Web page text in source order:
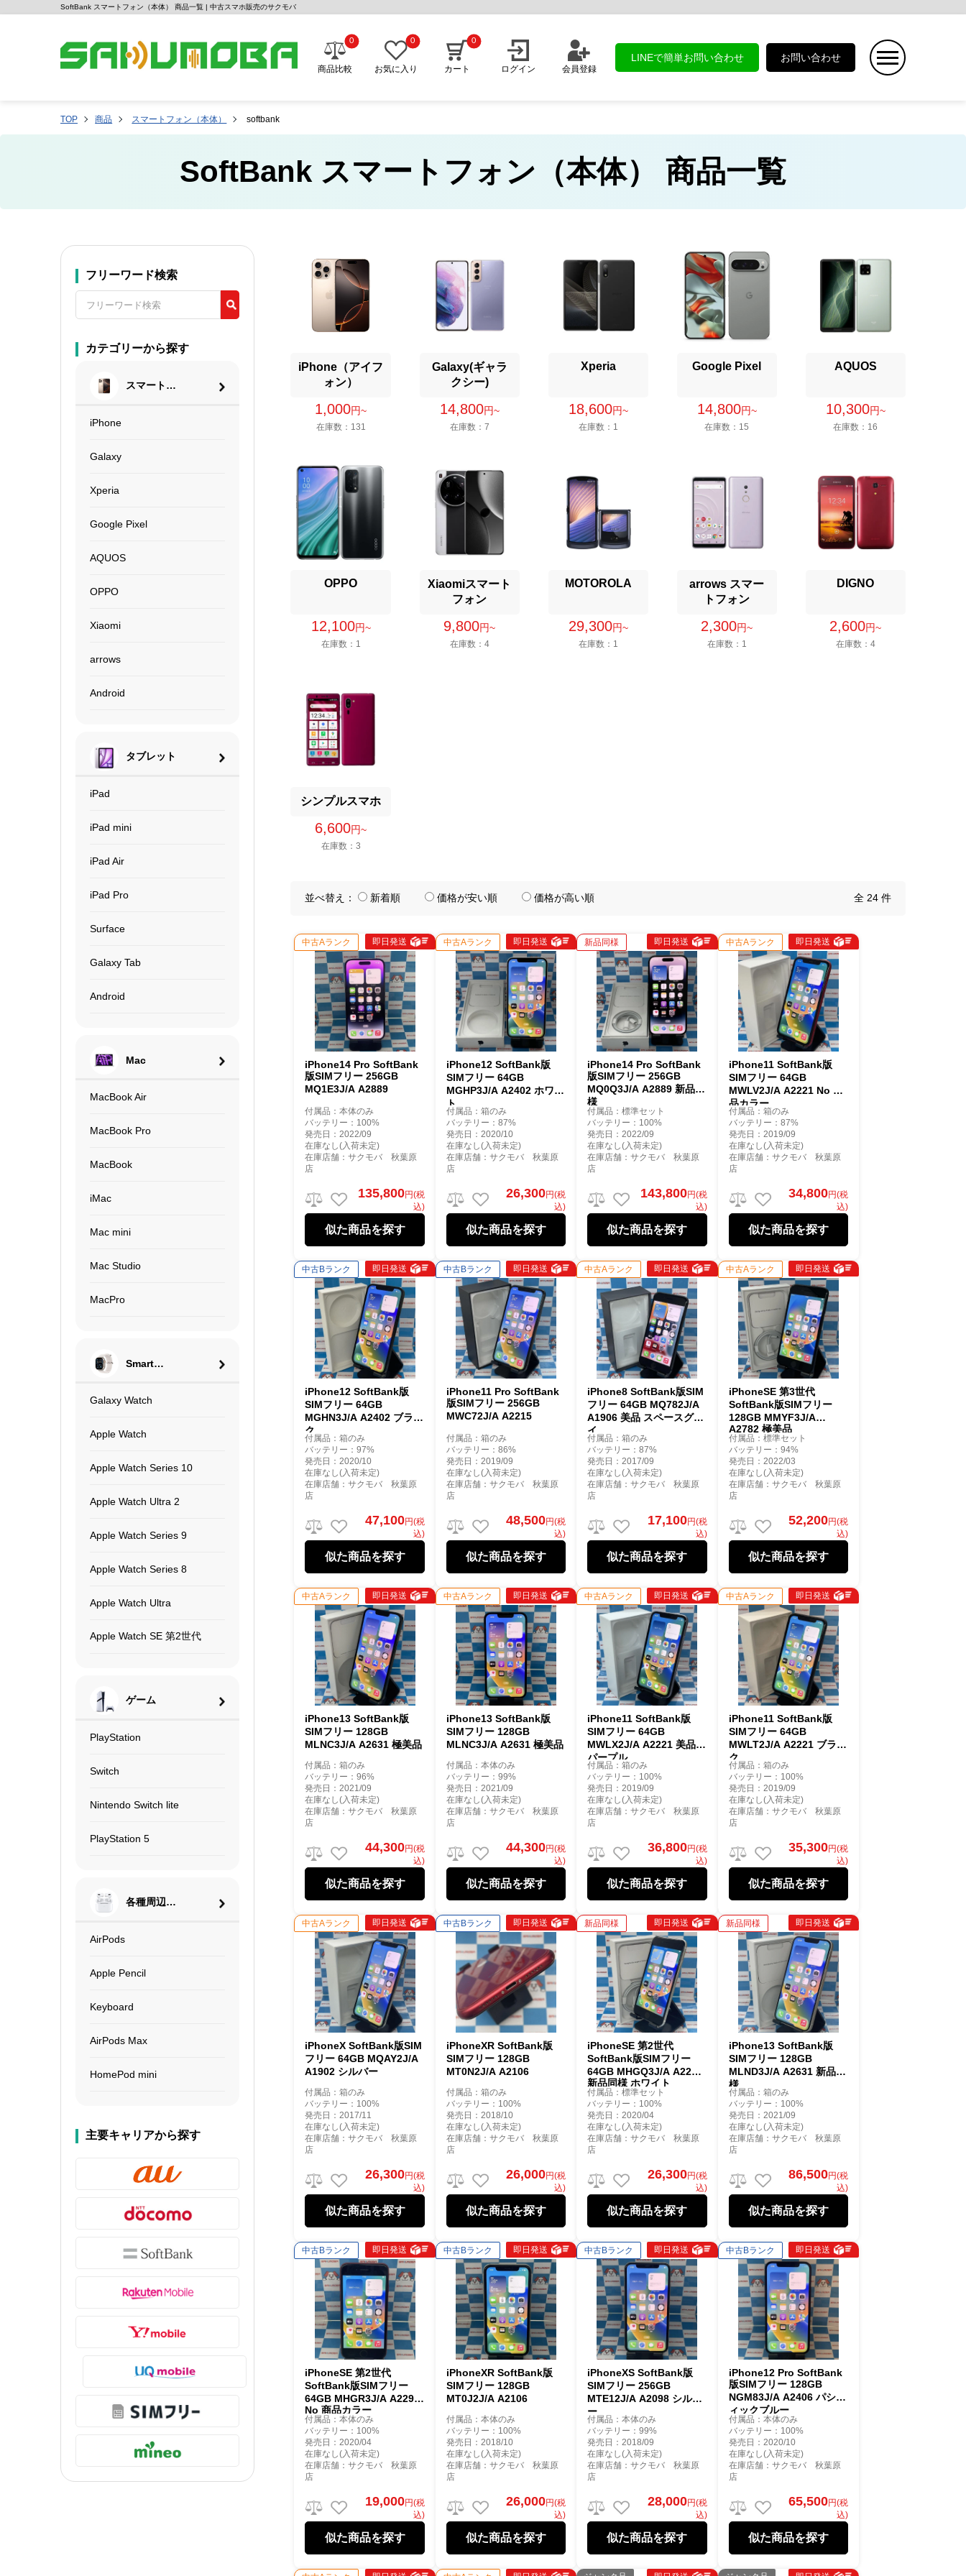
SoftBank スマートフォン（本体） 商品一覧 | 中古スマホ販売のサクモバ
商品比較
0
お気に入り
0
カート
0
ログイン 会員登録
LINEで簡単お問い合わせ お問い合わせ
TOP 商品 スマートフォン（本体） softbank
SoftBank スマートフォン（本体） 商品一覧
フリーワード検索
カテゴリーから探す
スマートフ
iPhone
Galaxy
Xperia
Google Pixel
AQUOS
OPPO
Xiaomi
arrows
Android
タブレット
iPad
iPad mini
iPad Air
iPad Pro
Surface
Galaxy Tab
Android
Mac
MacBook Air
MacBook Pro
MacBook
iMac
Mac mini
Mac Studio
MacPro
Smart
Galaxy Watch
Apple Watch
Apple Watch Series 10
Apple Watch Ultra 2
Apple Watch Series 9
Apple Watch Series 8
Apple Watch Ultra
Apple Watch SE 第2世代
ゲーム
PlayStation
Switch
Nintendo Switch lite
PlayStation 5
各種周辺機
AirPods
Apple Pencil
Keyboard
AirPods Max
HomePod mini
主要キャリアから探す
iPhone（アイフ
ォン）
1,000円~
在庫数：131
Galaxy(ギャラ
クシー)
14,800円~
在庫数：7
Xperia
18,600円~
在庫数：1
Google Pixel
14,800円~
在庫数：15
AQUOS
10,300円~
在庫数：16
OPPO
12,100円~
在庫数：1
Xiaomiスマート
フォン
9,800円~
在庫数：4
MOTOROLA
29,300円~
在庫数：1
arrows スマー
トフォン
2,300円~
在庫数：1
DIGNO
2,600円~
在庫数：4
シンプルスマホ
6,600円~
在庫数：3
並べ替え： 新着順 価格が安い順 価格が高い順 全 24 件
中古Aランク 即日発送
iPhone14 Pro SoftBank
版SIMフリー 256GB
MQ1E3J/A A2889
付属品：本体のみ
バッテリー：100%
発売日：2022/09
在庫なし(入荷未定)
在庫店舗：サクモバ 秋葉原
店
135,800円(税
込)
似た商品を探す
中古Aランク 即日発送
iPhone12 SoftBank版
SIMフリー 64GB
MGHP3J/A A2402 ホワイ
ト
付属品：箱のみ
バッテリー：87%
発売日：2020/10
在庫なし(入荷未定)
在庫店舗：サクモバ 秋葉原
店
26,300円(税
込)
似た商品を探す
新品同様 即日発送
iPhone14 Pro SoftBank
版SIMフリー 256GB
MQ0Q3J/A A2889 新品同
様
付属品：標準セット
バッテリー：100%
発売日：2022/09
在庫なし(入荷未定)
在庫店舗：サクモバ 秋葉原
店
143,800円(税
込)
似た商品を探す
中古Aランク 即日発送
iPhone11 SoftBank版
SIMフリー 64GB
MWLV2J/A A2221 No 商
品カラー
付属品：箱のみ
バッテリー：87%
発売日：2019/09
在庫なし(入荷未定)
在庫店舗：サクモバ 秋葉原
店
34,800円(税
込)
似た商品を探す
中古Bランク 即日発送
iPhone12 SoftBank版
SIMフリー 64GB
MGHN3J/A A2402 ブラッ
ク
付属品：箱のみ
バッテリー：97%
発売日：2020/10
在庫なし(入荷未定)
在庫店舗：サクモバ 秋葉原
店
47,100円(税
込)
似た商品を探す
中古Bランク 即日発送
iPhone11 Pro SoftBank
版SIMフリー 256GB
MWC72J/A A2215
付属品：箱のみ
バッテリー：86%
発売日：2019/09
在庫なし(入荷未定)
在庫店舗：サクモバ 秋葉原
店
48,500円(税
込)
似た商品を探す
中古Aランク 即日発送
iPhone8 SoftBank版SIM
フリー 64GB MQ782J/A
A1906 美品 スペースグレ
イ
付属品：箱のみ
バッテリー：87%
発売日：2017/09
在庫なし(入荷未定)
在庫店舗：サクモバ 秋葉原
店
17,100円(税
込)
似た商品を探す
中古Aランク 即日発送
iPhoneSE 第3世代
SoftBank版SIMフリー
128GB MMYF3J/A
A2782 極美品
付属品：標準セット
バッテリー：94%
発売日：2022/03
在庫なし(入荷未定)
在庫店舗：サクモバ 秋葉原
店
52,200円(税
込)
似た商品を探す
中古Aランク 即日発送
iPhone13 SoftBank版
SIMフリー 128GB
MLNC3J/A A2631 極美品
付属品：箱のみ
バッテリー：96%
発売日：2021/09
在庫なし(入荷未定)
在庫店舗：サクモバ 秋葉原
店
44,300円(税
込)
似た商品を探す
中古Aランク 即日発送
iPhone13 SoftBank版
SIMフリー 128GB
MLNC3J/A A2631 極美品
付属品：本体のみ
バッテリー：99%
発売日：2021/09
在庫なし(入荷未定)
在庫店舗：サクモバ 秋葉原
店
44,300円(税
込)
似た商品を探す
中古Aランク 即日発送
iPhone11 SoftBank版
SIMフリー 64GB
MWLX2J/A A2221 美品
パープル
付属品：箱のみ
バッテリー：100%
発売日：2019/09
在庫なし(入荷未定)
在庫店舗：サクモバ 秋葉原
店
36,800円(税
込)
似た商品を探す
中古Aランク 即日発送
iPhone11 SoftBank版
SIMフリー 64GB
MWLT2J/A A2221 ブラッ
ク
付属品：箱のみ
バッテリー：100%
発売日：2019/09
在庫なし(入荷未定)
在庫店舗：サクモバ 秋葉原
店
35,300円(税
込)
似た商品を探す
中古Aランク 即日発送
iPhoneX SoftBank版SIM
フリー 64GB MQAY2J/A
A1902 シルバー
付属品：箱のみ
バッテリー：100%
発売日：2017/11
在庫なし(入荷未定)
在庫店舗：サクモバ 秋葉原
店
26,300円(税
込)
似た商品を探す
中古Bランク 即日発送
iPhoneXR SoftBank版
SIMフリー 128GB
MT0N2J/A A2106
付属品：箱のみ
バッテリー：100%
発売日：2018/10
在庫なし(入荷未定)
在庫店舗：サクモバ 秋葉原
店
26,000円(税
込)
似た商品を探す
新品同様 即日発送
iPhoneSE 第2世代
SoftBank版SIMフリー
64GB MHGQ3J/A A2296
新品同様 ホワイト
付属品：標準セット
バッテリー：100%
発売日：2020/04
在庫なし(入荷未定)
在庫店舗：サクモバ 秋葉原
店
26,300円(税
込)
似た商品を探す
新品同様 即日発送
iPhone13 SoftBank版
SIMフリー 128GB
MLND3J/A A2631 新品同
様
付属品：箱のみ
バッテリー：100%
発売日：2021/09
在庫なし(入荷未定)
在庫店舗：サクモバ 秋葉原
店
86,500円(税
込)
似た商品を探す
中古Bランク 即日発送
iPhoneSE 第2世代
SoftBank版SIMフリー
64GB MHGR3J/A A2296
No 商品カラー
付属品：本体のみ
バッテリー：100%
発売日：2020/04
在庫なし(入荷未定)
在庫店舗：サクモバ 秋葉原
店
19,000円(税
込)
似た商品を探す
中古Bランク 即日発送
iPhoneXR SoftBank版
SIMフリー 128GB
MT0J2J/A A2106
付属品：本体のみ
バッテリー：100%
発売日：2018/10
在庫なし(入荷未定)
在庫店舗：サクモバ 秋葉原
店
26,000円(税
込)
似た商品を探す
中古Bランク 即日発送
iPhoneXS SoftBank版
SIMフリー 256GB
MTE12J/A A2098 シルバ
ー
付属品：本体のみ
バッテリー：99%
発売日：2018/09
在庫なし(入荷未定)
在庫店舗：サクモバ 秋葉原
店
28,000円(税
込)
似た商品を探す
中古Bランク 即日発送
iPhone12 Pro SoftBank
版SIMフリー 128GB
NGM83J/A A2406 パシフ
ィックブルー
付属品：本体のみ
バッテリー：100%
発売日：2020/10
在庫なし(入荷未定)
在庫店舗：サクモバ 秋葉原
店
65,500円(税
込)
似た商品を探す